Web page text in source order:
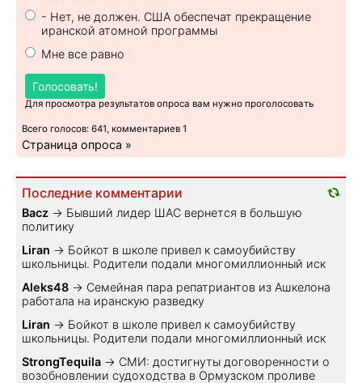
- Нет, не должен. США обеспечат прекращение
иранской атомной программы
Мне все равно
Голосовать!
Для просмотра результатов опроса вам нужно проголосовать
Всего голосов: 641, комментариев 1
Страница опроса »
Последние комментарии
Bacz → Бывший лидер ШАС вернется в большую
политику
Liran → Бойкот в школе привел к самоубийству
школьницы. Родители подали многомиллионный иск
Aleks48 → Семейная пара репатриантов из Ашкелона
работала на иранскую разведку
Liran → Бойкот в школе привел к самоубийству
школьницы. Родители подали многомиллионный иск
StrongTequila → СМИ: достигнуты договоренности о
возобновлении судоходства в Ормузском проливе